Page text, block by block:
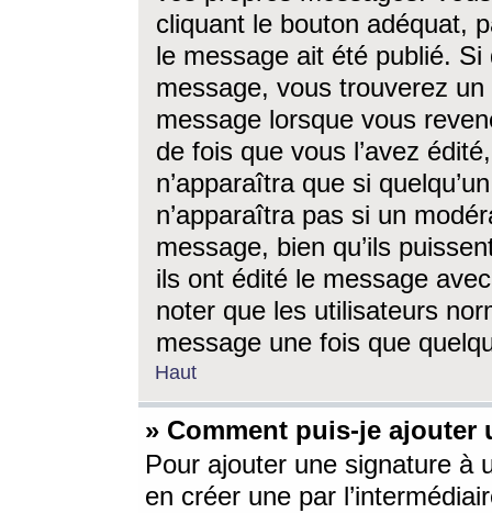
cliquant le bouton adéquat,
le message ait été publié. Si
message, vous trouverez
message lorsque vous
de fois que vous l’avez
n’apparaîtra que si
n’apparaîtra pas si un
message, bien qu’ils
ils ont édité le message
noter que les utilisateurs
message une fois que
Haut
» Comment puis-je ajouter
Pour ajouter une signature à
en créer une par